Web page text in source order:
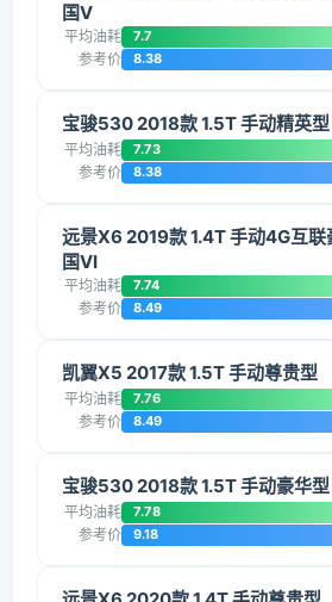
国V
平均油耗 7.7
参考价 8.38
宝骏530 2018款 1.5T 手动精英
平均油耗 7.73
参考价 8.38
远景X6 2019款 1.4T 手动4G互联
国VI
平均油耗 7.74
参考价 8.49
凯翼X5 2017款 1.5T 手动尊贵型
平均油耗 7.76
参考价 8.49
宝骏530 2018款 1.5T 手动豪华
平均油耗 7.78
参考价 9.18